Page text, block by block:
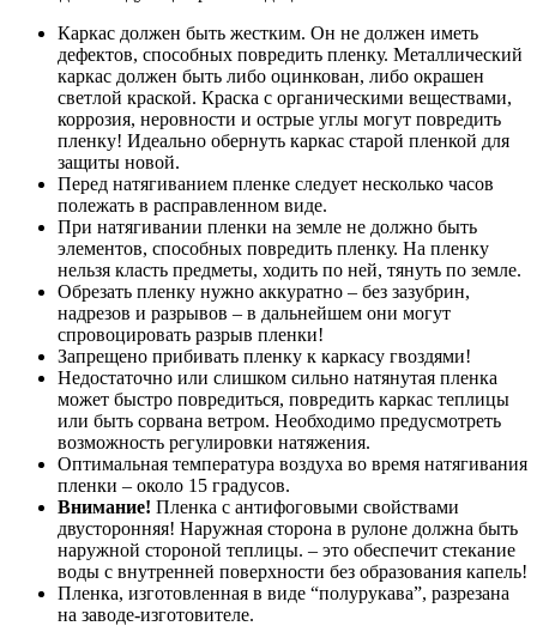
Каркас должен быть жестким. Он не должен иметь
дефектов, способных повредить пленку. Металлический
каркас должен быть либо оцинкован, либо окрашен
светлой краской. Краска с органическими веществами,
коррозия, неровности и острые углы могут повредить
пленку! Идеально обернуть каркас старой пленкой для
защиты новой.
Перед натягиванием пленке следует несколько часов
полежать в расправленном виде.
При натягивании пленки на земле не должно быть
элементов, способных повредить пленку. На пленку
нельзя класть предметы, ходить по ней, тянуть по земле.
Обрезать пленку нужно аккуратно – без зазубрин,
надрезов и разрывов – в дальнейшем они могут
спровоцировать разрыв пленки!
Запрещено прибивать пленку к каркасу гвоздями!
Недостаточно или слишком сильно натянутая пленка
может быстро повредиться, повредить каркас теплицы
или быть сорвана ветром. Необходимо предусмотреть
возможность регулировки натяжения.
Оптимальная температура воздуха во время натягивания
пленки – около 15 градусов.
Внимание! Пленка с антифоговыми свойствами
двусторонняя! Наружная сторона в рулоне должна быть
наружной стороной теплицы. – это обеспечит стекание
воды с внутренней поверхности без образования капель!
Пленка, изготовленная в виде “полурукава”, разрезана
на заводе-изготовителе.